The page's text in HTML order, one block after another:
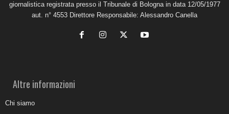
giornalistica registrata presso il Tribunale di Bologna in data 12/05/1977
aut. n° 4553 Direttore Responsabile: Alessandro Canella
Altre informazioni
Chi siamo